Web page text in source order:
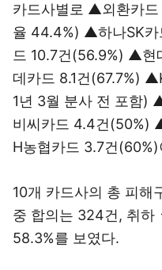
카드사별로 ▲외환카드
율 44.4%) ▲하나SK
드 10.7건(56.9%) ▲
데카드 8.1건(67.7%)
1년 3월 분사 전 포함
비씨카드 4.4건(50%)
H농협카드 3.7건(60%)
10개 카드사의 총 피해
중 합의는 324건, 취하
58.3%를 보였다.